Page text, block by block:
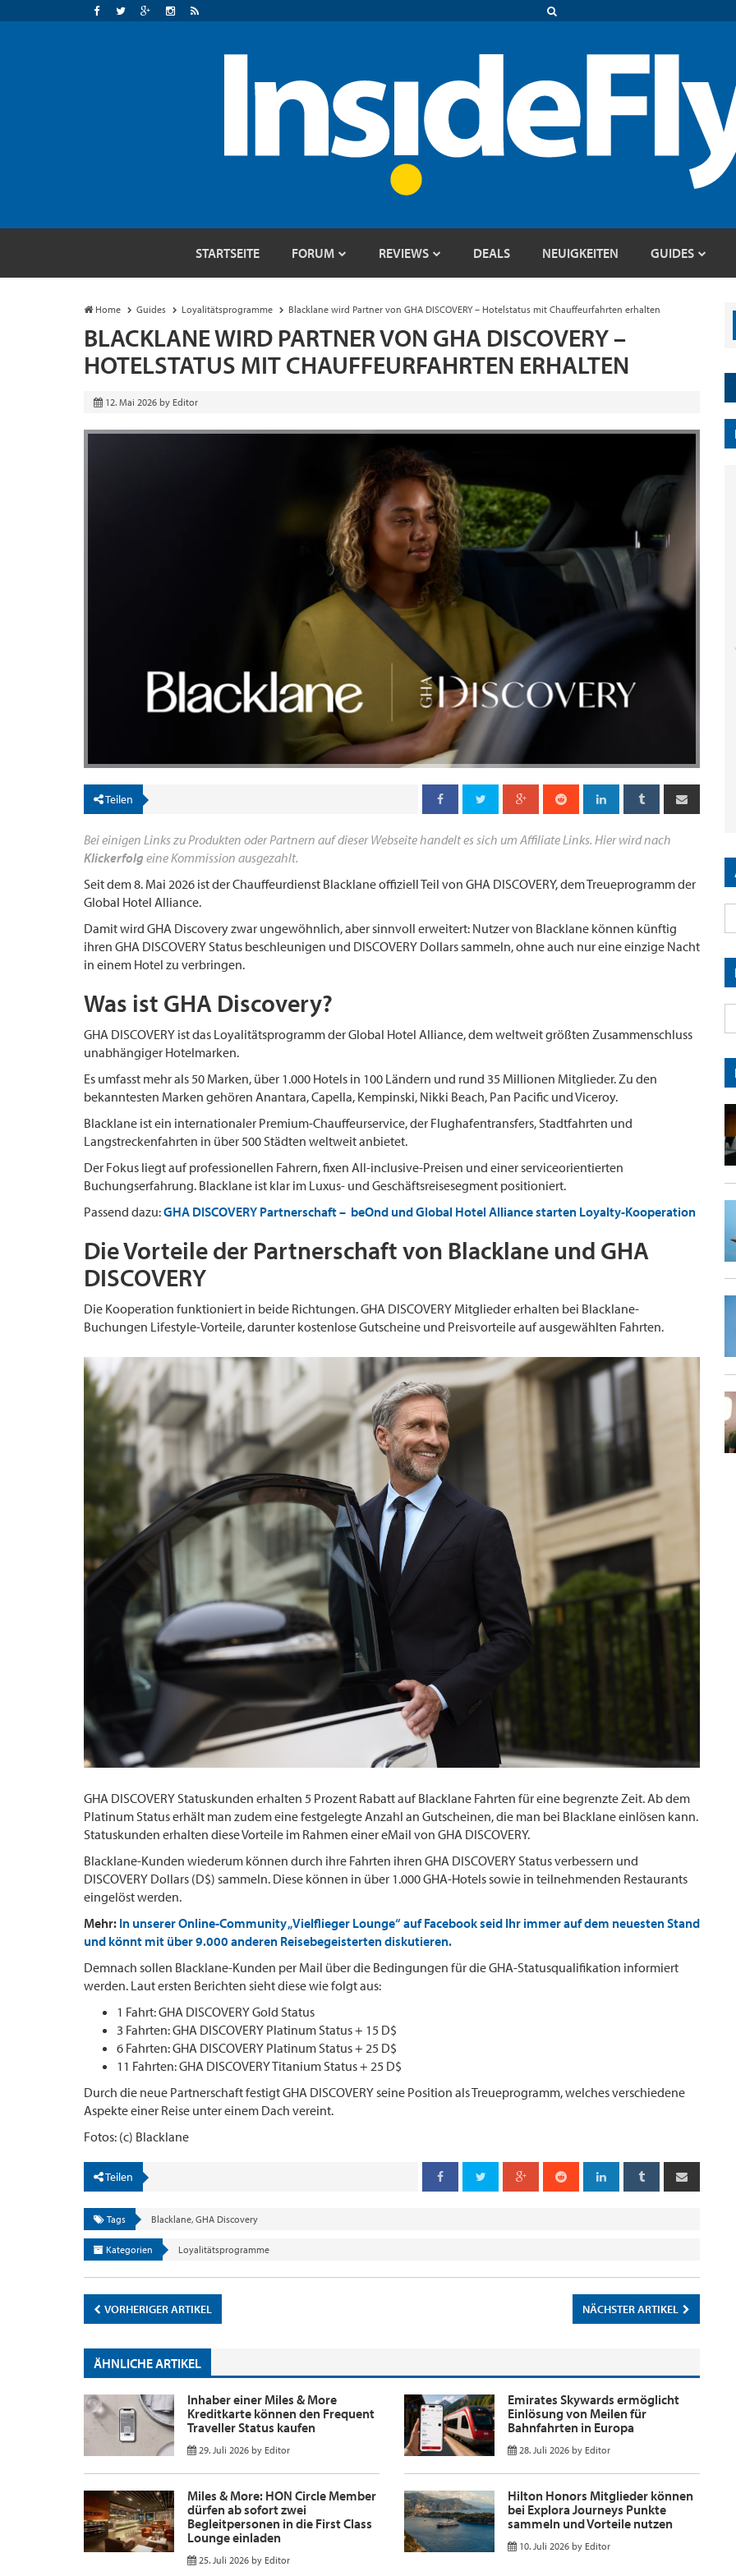
STARTSEITE FORUM REVIEWS DEALS NEUIGKEITEN GUIDES
Home Guides Loyalitätsprogramme Blacklane wird Partner von GHA DISCOVERY – Hotelstatus mit Chauffeurfahrten erhalten
BLACKLANE WIRD PARTNER VON GHA DISCOVERY –
HOTELSTATUS MIT CHAUFFEURFAHRTEN ERHALTEN
12. Mai 2026 by Editor
Teilen
Bei einigen Links zu Produkten oder Partnern auf dieser Webseite handelt es sich um Affiliate Links. Hier wird nach
Klickerfolg eine Kommission ausgezahlt.
Seit dem 8. Mai 2026 ist der Chauffeurdienst Blacklane offiziell Teil von GHA DISCOVERY, dem Treueprogramm der
Global Hotel Alliance.
Damit wird GHA Discovery zwar ungewöhnlich, aber sinnvoll erweitert: Nutzer von Blacklane können künftig
ihren GHA DISCOVERY Status beschleunigen und DISCOVERY Dollars sammeln, ohne auch nur eine einzige Nacht
in einem Hotel zu verbringen.
Was ist GHA Discovery?
GHA DISCOVERY ist das Loyalitätsprogramm der Global Hotel Alliance, dem weltweit größten Zusammenschluss
unabhängiger Hotelmarken.
Es umfasst mehr als 50 Marken, über 1.000 Hotels in 100 Ländern und rund 35 Millionen Mitglieder. Zu den
bekanntesten Marken gehören Anantara, Capella, Kempinski, Nikki Beach, Pan Pacific und Viceroy.
Blacklane ist ein internationaler Premium-Chauffeurservice, der Flughafentransfers, Stadtfahrten und
Langstreckenfahrten in über 500 Städten weltweit anbietet.
Der Fokus liegt auf professionellen Fahrern, fixen All-inclusive-Preisen und einer serviceorientierten
Buchungserfahrung. Blacklane ist klar im Luxus- und Geschäftsreisesegment positioniert.
Passend dazu:GHA DISCOVERY Partnerschaft – beOnd und Global Hotel Alliance starten Loyalty-Kooperation
Die Vorteile der Partnerschaft von Blacklane und GHA
DISCOVERY
Die Kooperation funktioniert in beide Richtungen. GHA DISCOVERY Mitglieder erhalten bei Blacklane-
Buchungen Lifestyle-Vorteile, darunter kostenlose Gutscheine und Preisvorteile auf ausgewählten Fahrten.
GHA DISCOVERY Statuskunden erhalten 5 Prozent Rabatt auf Blacklane Fahrten für eine begrenzte Zeit. Ab dem
Platinum Status erhält man zudem eine festgelegte Anzahl an Gutscheinen, die man bei Blacklane einlösen kann.
Statuskunden erhalten diese Vorteile im Rahmen einer eMail von GHA DISCOVERY.
Blacklane-Kunden wiederum können durch ihre Fahrten ihren GHA DISCOVERY Status verbessern und
DISCOVERY Dollars (D$) sammeln. Diese können in über 1.000 GHA-Hotels sowie in teilnehmenden Restaurants
eingelöst werden.
Mehr: In unserer Online-Community „Vielflieger Lounge“ auf Facebook seid Ihr immer auf dem neuesten Stand
und könnt mit über 9.000 anderen Reisebegeisterten diskutieren.
Demnach sollen Blacklane-Kunden per Mail über die Bedingungen für die GHA-Statusqualifikation informiert
werden. Laut ersten Berichten sieht diese wie folgt aus:
1 Fahrt: GHA DISCOVERY Gold Status
3 Fahrten: GHA DISCOVERY Platinum Status + 15 D$
6 Fahrten: GHA DISCOVERY Platinum Status + 25 D$
11 Fahrten: GHA DISCOVERY Titanium Status + 25 D$
Durch die neue Partnerschaft festigt GHA DISCOVERY seine Position als Treueprogramm, welches verschiedene
Aspekte einer Reise unter einem Dach vereint.
Fotos: (c) Blacklane
Teilen
Tags Blacklane, GHA Discovery
Kategorien Loyalitätsprogramme
VORHERIGER ARTIKEL NÄCHSTER ARTIKEL
ÄHNLICHE ARTIKEL
Inhaber einer Miles & More
Kreditkarte können den Frequent
Traveller Status kaufen
29. Juli 2026 by Editor
Emirates Skywards ermöglicht
Einlösung von Meilen für
Bahnfahrten in Europa
28. Juli 2026 by Editor
Miles & More: HON Circle Member
dürfen ab sofort zwei
Begleitpersonen in die First Class
Lounge einladen
25. Juli 2026 by Editor
Hilton Honors Mitglieder können
bei Explora Journeys Punkte
sammeln und Vorteile nutzen
10. Juli 2026 by Editor